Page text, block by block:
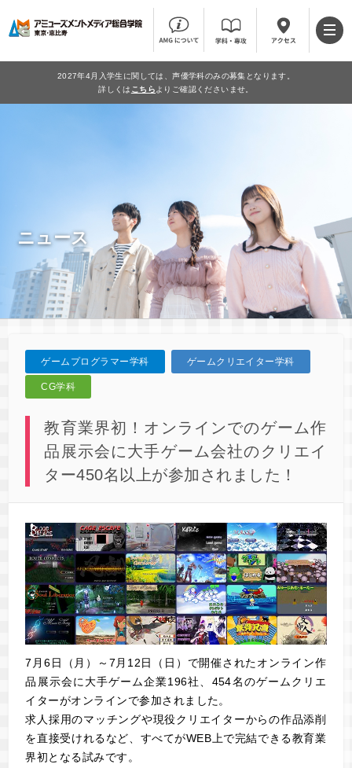
2027年4月入学生に関しては、声優学科のみの募集となります。
詳しくは こちら よりご確認くださいませ。
ニュース
ゲームプログラマー学科 ゲームクリエイター学科
CG学科
教育業界初！オンラインでのゲーム作
品展示会に大手ゲーム会社のクリエイ
ター450名以上が参加されました！
7月6日（月）～7月12日（日）で開催されたオンライン作
品展示会に大手ゲーム企業196社、454名のゲームクリエ
イターがオンラインで参加されました。
求人採用のマッチングや現役クリエイターからの作品添削
を直接受けれるなど、すべてがWEB上で完結できる教育業
界初となる試みです。